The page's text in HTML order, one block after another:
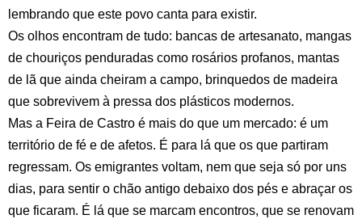
lembrando que este povo canta para existir.
Os olhos encontram de tudo: bancas de artesanato, mangas
de chouriços penduradas como rosários profanos, mantas
de lã que ainda cheiram a campo, brinquedos de madeira
que sobrevivem à pressa dos plásticos modernos.
Mas a Feira de Castro é mais do que um mercado: é um
território de fé e de afetos. É para lá que os que partiram
regressam. Os emigrantes voltam, nem que seja só por uns
dias, para sentir o chão antigo debaixo dos pés e abraçar os
que ficaram. É lá que se marcam encontros, que se renovam